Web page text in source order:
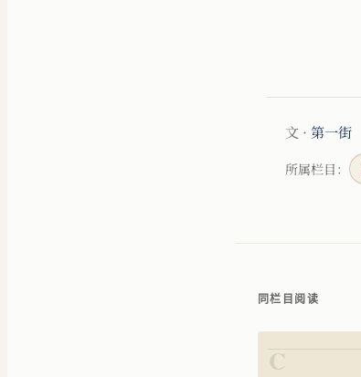
文 · 第一街
所属栏目：
同栏目阅读